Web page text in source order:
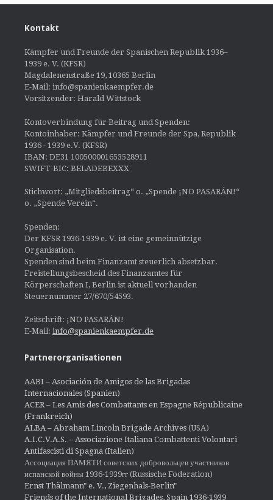
Kontakt
Kämpfer und Freunde der Spanischen Republik 1936–
1939 e. V. (KFSR)
Magdalenenstraße 19, 10365 Berlin
E-Mail: info@spanienkaempfer.de
Vorsitzender: Harald Wittstock
Kontoverbindung für Beitrag und Spenden:
Kontoinhaber: Kämpfer und Freunde der Spa, Republik
1936 - 1939 e.V. (KFSR)
IBAN: DE31 100500001653528911
SWIFT-BIC: BELADEBEXXX
Stichwort: „Mitgliedsbeitrag“ o. „Spende ¡NO PASARÁN!“
o. „Spende Verein“.
Spenden:
Der KFSR 1936-1939 e. V. ist eine gemeinnützige
Organisation.
Spenden sind beim Finanzamt steuerlich absetzbar.
Freistellungsbescheid des Finanzamtes für
Körperschaften I, Berlin ist aktuell vorhanden
Steuernummer 27/670/54593.
Zeitschrift: ¡NO PASARÁN!
E-Mail: info@spanienkaempfer.de
Partnerorganisationen
AABI – Asociación de Amigos de las Brigadas
Internacionales (Spanien)
ACER – Les Amis des Combattants en Espagne Républicaine
(Frankreich)
ALBA – Abraham Lincoln Brigade Archives (USA)
A.I.C.V.A.S. – Associazione Italiana Combattenti Volontari
Antifascisti di Spagna (Italien)
Ассоциация ПАМЯТИ советских добровольцев участников
испанской войны 1936-1939гг (Russische Föderation)
Ernst Thälmann" e. V., Ziegenhals-Berlin"
Friends of the International Brigades, Spain 1936-1939